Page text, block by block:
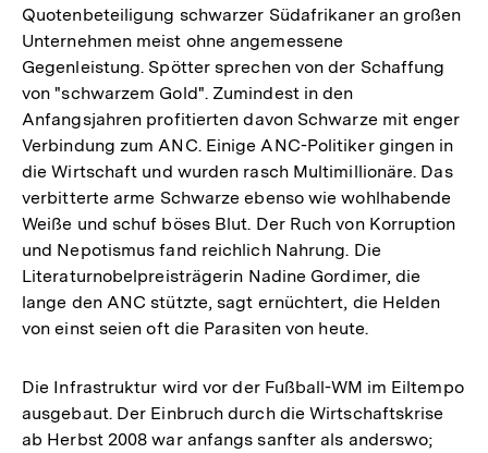
Quotenbeteiligung schwarzer Südafrikaner an großen
Unternehmen meist ohne angemessene
Gegenleistung. Spötter sprechen von der Schaffung
von "schwarzem Gold". Zumindest in den
Anfangsjahren profitierten davon Schwarze mit enger
Verbindung zum ANC. Einige ANC-Politiker gingen in
die Wirtschaft und wurden rasch Multimillionäre. Das
verbitterte arme Schwarze ebenso wie wohlhabende
Weiße und schuf böses Blut. Der Ruch von Korruption
und Nepotismus fand reichlich Nahrung. Die
Literaturnobelpreisträgerin Nadine Gordimer, die
lange den ANC stützte, sagt ernüchtert, die Helden
von einst seien oft die Parasiten von heute.
Die Infrastruktur wird vor der Fußball-WM im Eiltempo
ausgebaut. Der Einbruch durch die Wirtschaftskrise
ab Herbst 2008 war anfangs sanfter als anderswo;